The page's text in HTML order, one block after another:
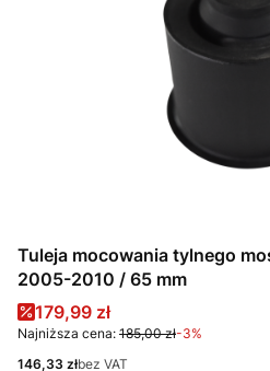
Tuleja mocowania tylnego mostu Ford
2005-2010 / 65 mm
Cena promocyjna
179,99 zł
Najniższa cena: 185,00 zł-3%
Cena
146,33 złbez VAT